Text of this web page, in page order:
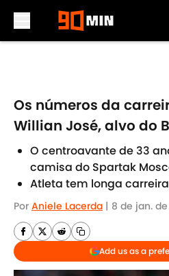
Os números da
Willian José, alvo do
O centroavante de 33
camisa do Spartak
Atleta tem longa
Por Aniele Lacerda | 8 de jan.
Add us as a